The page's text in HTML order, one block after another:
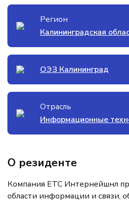
Регион
Калининградская
ОЭЗ Калининград
Отрасль
Информационные
О резиденте
Компания ЕТС Интернейшнл
области информации и связи,